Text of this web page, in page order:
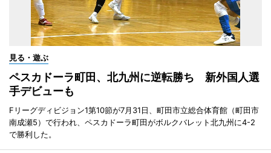
見る・遊ぶ
ペスカドーラ町田、北九州に逆転勝ち 新外国人選
手デビューも
Fリーグディビジョン1第10節が7月31日、町田市立総合体育館（町田市
南成瀬5）で行われ、ペスカドーラ町田がボルクバレット北九州に4-2
で勝利した。